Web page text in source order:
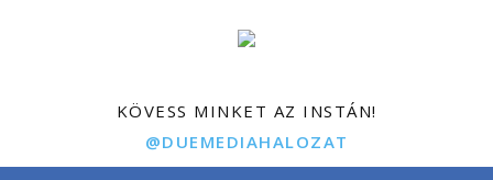
KÖVESS MINKET AZ INSTÁN!
@DUEMEDIAHALOZAT